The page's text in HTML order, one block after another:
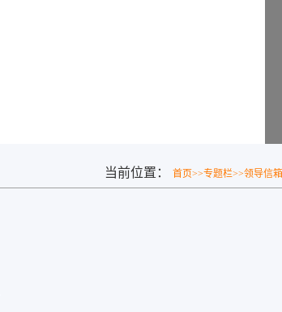
当前位置： 首页>>专题栏>>领导信箱